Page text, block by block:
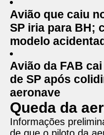
Avião que caiu
SP iria para BH;
modelo
Avião da FAB
de SP após
aeronave
Queda da
Informações